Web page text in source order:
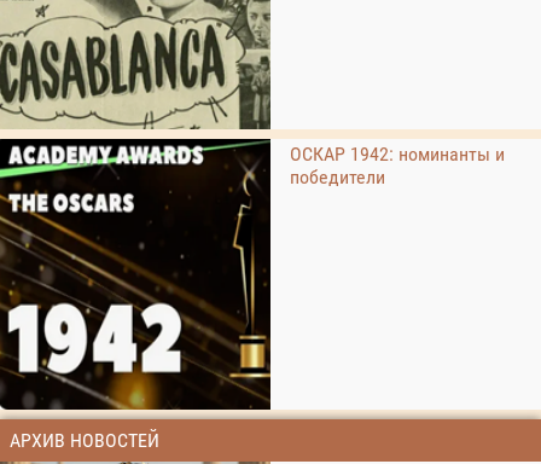
ОСКАР 1942: номинанты и
победители
АРХИВ НОВОСТЕЙ